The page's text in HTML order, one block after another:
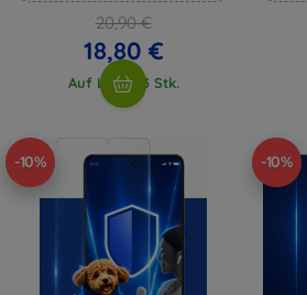
20,90 €
18,80 €
Auf Lager 3 Stk.
-10% -10%